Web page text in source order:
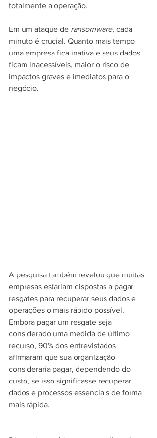
totalmente a operação.
Em um ataque de ransomware, cada
minuto é crucial. Quanto mais tempo
uma empresa fica inativa e seus dados
ficam inacessíveis, maior o risco de
impactos graves e imediatos para o
negócio.
A pesquisa também revelou que muitas
empresas estariam dispostas a pagar
resgates para recuperar seus dados e
operações o mais rápido possível.
Embora pagar um resgate seja
considerado uma medida de último
recurso, 90% dos entrevistados
afirmaram que sua organização
consideraria pagar, dependendo do
custo, se isso significasse recuperar
dados e processos essenciais de forma
mais rápida.